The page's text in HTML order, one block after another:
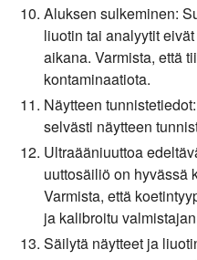
Aluksen sulkeminen:
liuotin tai analyytit
aikana. Varmista, että
kontaminaatiota.
Näytteen tunnistetiedot:
selvästi näytteen
Ultraääniuuttoa
uuttosäiliö on hyvässä
Varmista, että
ja kalibroitu
Säilytä näytteet ja